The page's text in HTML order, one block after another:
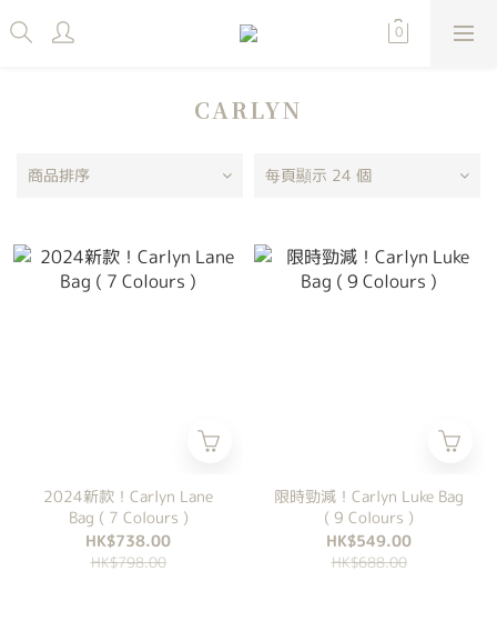
CARLYN
商品排序 每頁顯示 24 個
2024新款！Carlyn Lane
Bag ( 7 Colours )
HK$738.00
HK$798.00
限時勁減！Carlyn Luke Bag
( 9 Colours )
HK$549.00
HK$688.00